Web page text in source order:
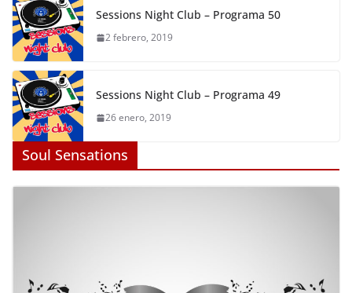
Sessions Night Club – Programa 50
2 febrero, 2019
Sessions Night Club – Programa 49
26 enero, 2019
Soul Sensations